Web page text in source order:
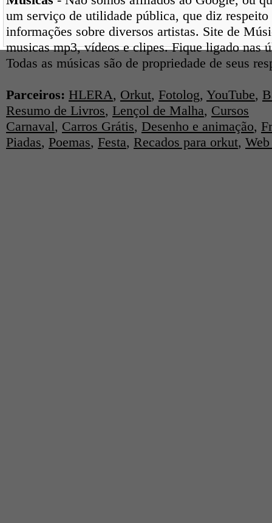
um serviço de utilidade pública, que diz
informações sobre diversos artistas. Site de
musicas mp3, vídeos e clipes. Fique ligado nas
Todas as músicas são de propriedade de seus
Parceiros: HLERA, Orkut, Fotolog, YouTube,
Resumo de Livros, Lençol de Malha, Cursos
Carnaval, Carros Grátis, Desenho e animação,
Piadas, Poemas, Festa, Recados para orkut,